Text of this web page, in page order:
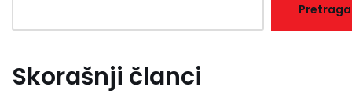
Pretraga
Skorašnji članci